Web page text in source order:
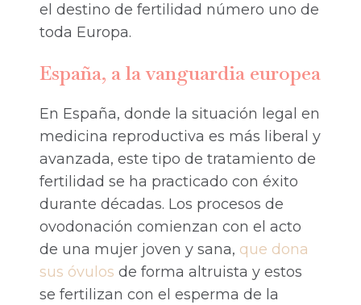
el destino de fertilidad número uno de
toda Europa.
España, a la vanguardia europea
En España, donde la situación legal en
medicina reproductiva es más liberal y
avanzada, este tipo de tratamiento de
fertilidad se ha practicado con éxito
durante décadas. Los procesos de
ovodonación comienzan con el acto
de una mujer joven y sana, que dona
sus óvulos de forma altruista y estos
se fertilizan con el esperma de la